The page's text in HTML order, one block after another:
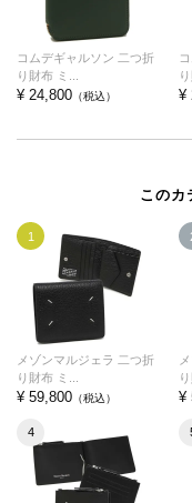
コムデギャルソン 二つ折
り財布 ミ...
¥ 24,800 （税込） ¥
このカ
1
メゾンマルジェラ 二つ折
り財布 ミ...
¥ 59,800 （税込） ¥
4